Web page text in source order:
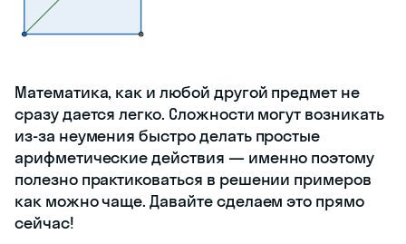
Математика, как и любой другой предмет не
сразу дается легко. Сложности могут возникать
из-за неумения быстро делать простые
арифметические действия — именно поэтому
полезно практиковаться в решении примеров
как можно чаще. Давайте сделаем это прямо
сейчас!